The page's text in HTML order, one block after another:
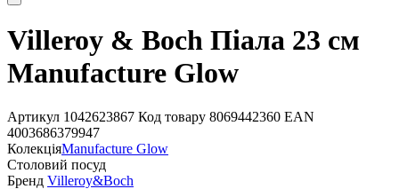
Villeroy & Boch Піала 23 см
Manufacture Glow
Артикул 1042623867 Код товару 8069442360 EAN
4003686379947
КолекціяManufacture Glow
Столовий посуд
Бренд Villeroy&Boch